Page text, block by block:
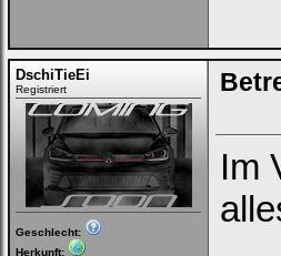
DschiTieEi
Registriert
Geschlecht:
Herkunft:
Im